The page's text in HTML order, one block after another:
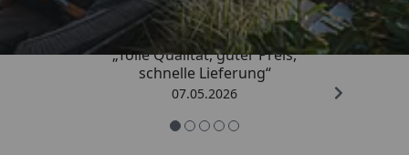
„Tolle Qualität, guter Preis,
schnelle Lieferung“
07.05.2026